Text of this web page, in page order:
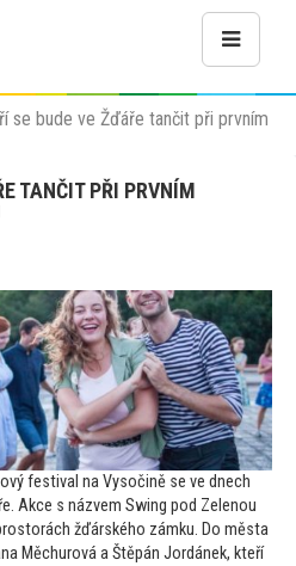
se bude ve Žďáře tančit při prvním
TANČIT PŘI PRVNÍM
festival na Vysočině se ve dnech
Akce s názvem Swing pod Zelenou
torách žďárského zámku. Do města
Měchurová a Štěpán Jordánek, kteří